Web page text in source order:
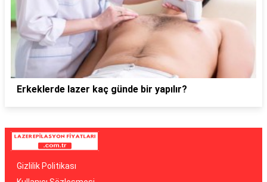
Erkeklerde lazer kaç günde bir yapılır?
Gizlilik Politikası